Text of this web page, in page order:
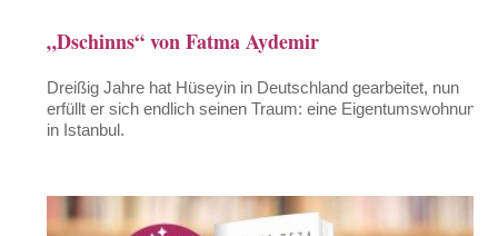
„Dschinns“ von Fatma Aydemir
Dreißig Jahre hat Hüseyin in Deutschland gearbeitet, nun
erfüllt er sich endlich seinen Traum: eine Eigentumswohnung
in Istanbul.